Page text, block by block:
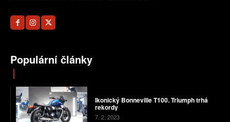
Populární články
Ikonický Bonneville T100. Triumph trhá
rekordy
7. 2. 2023